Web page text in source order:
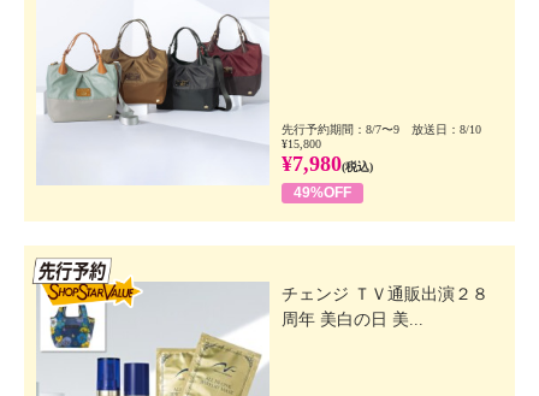
先行予約期間：8/7〜9 放送日：8/10
¥15,800
¥7,980(税込)
49%OFF
チェンジ ＴＶ通販出演２８
周年 美白の日 美...